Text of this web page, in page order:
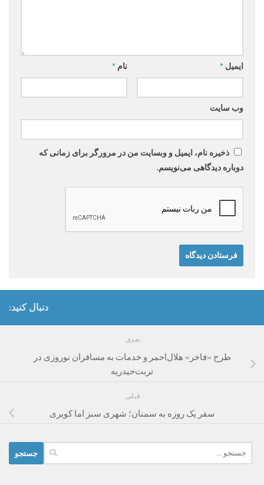
نام * ایمیل *
وب‌ سایت
ذخیره نام، ایمیل و وبسایت من در مرورگر برای زمانی که
دوباره دیدگاهی می‌نویسم.
دنبال کنید:
بعدی
طرح «فاخر» هلال‌احمر و خدمات به مسافران نوروزی در
تربت‌حیدریه
قبلی
سفر یک روزه به سمنان؛ شهری سبز اما کویری
برای: